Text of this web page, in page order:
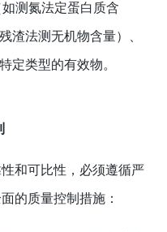
测氮法定蛋白质含
渣法测无机物含量）、
定类型的有效物。
和可比性，必须遵循严
的质量控制措施：